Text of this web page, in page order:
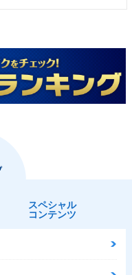
スペシャル
コンテンツ